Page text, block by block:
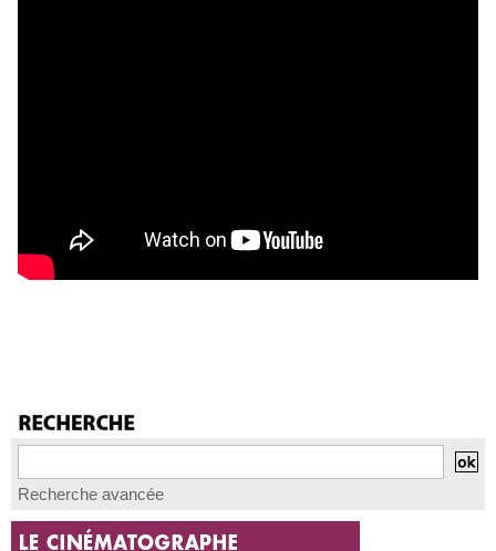
Recherche avancée